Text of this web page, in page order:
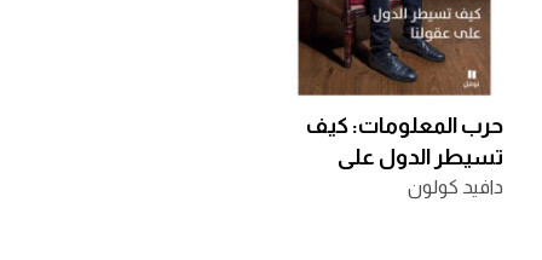
حرب المعلومات: كيف
تسيطر الدول على
عقولنا
دافيد كولون